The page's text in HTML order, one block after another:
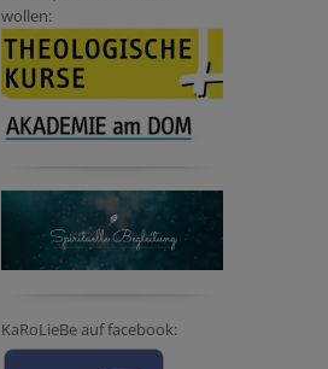
wollen:
KaRoLieBe auf facebook: